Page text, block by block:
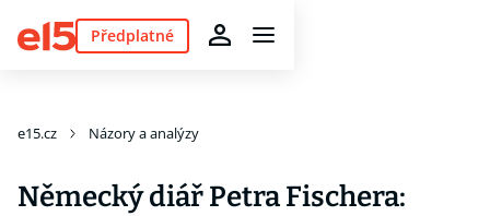
Předplatné
e15.cz Názory a analýzy
Německý diář Petra Fischera: